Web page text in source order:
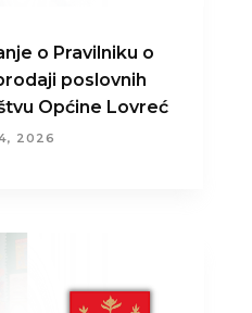
o Pravilniku o
poslovnih
Općine Lovreć
2026